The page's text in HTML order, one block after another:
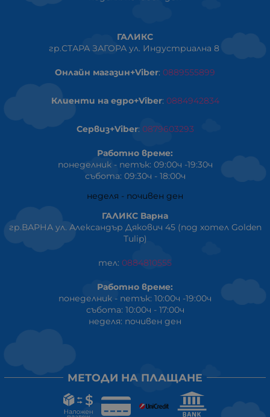
ГАЛИКС
гр.СТАРА ЗАГОРА ул. Индустриална 8
Онлайн магазин+Viber: 0889555899
Клиенти на едро+Viber: 0884942834
Сервиз+Viber: 0879603293
Работно време:
понеделник - петък: 09:00ч -19:30ч
събота: 09:30ч - 18:00ч
неделя - почивен ден
ГАЛИКС Варна
гр.ВАРНА ул. Александър Дякович 45 (под хотел Golden
Tulip)
тел: 0884810555
Работно време:
понеделник - петък: 10:00ч -19:00ч
събота: 10:00ч - 17:00ч
неделя: почивен ден
МЕТОДИ НА ПЛАЩАНЕ